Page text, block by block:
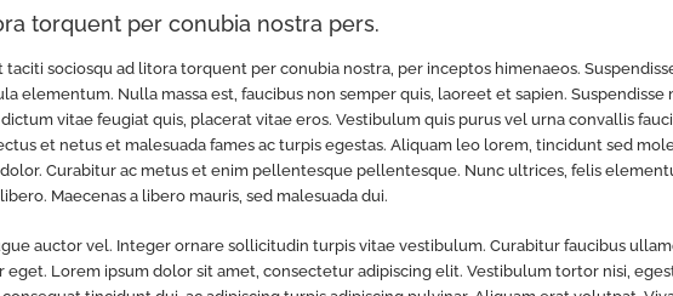
torquent per conubia nostra pers.
sociosqu ad litora torquent per conubia nostra, per inceptos himenaeos.
elementum. Nulla massa est, faucibus non semper quis, laoreet et sapien. Suspendisse
vitae feugiat quis, placerat vitae eros. Vestibulum quis purus vel urna convallis
et netus et malesuada fames ac turpis egestas. Aliquam leo lorem, tincidunt sed
Curabitur ac metus et enim pellentesque pellentesque. Nunc ultrices, felis
Maecenas a libero mauris, sed malesuada dui.
auctor vel. Integer ornare sollicitudin turpis vitae vestibulum. Curabitur faucibus
Lorem ipsum dolor sit amet, consectetur adipiscing elit. Vestibulum tortor nisi,